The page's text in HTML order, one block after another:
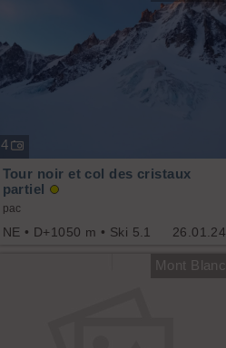
4
26.01.24
Tour noir et col des cristaux
partiel
pac
NE • D+1050 m • Ski 5.1
Mont Blanc